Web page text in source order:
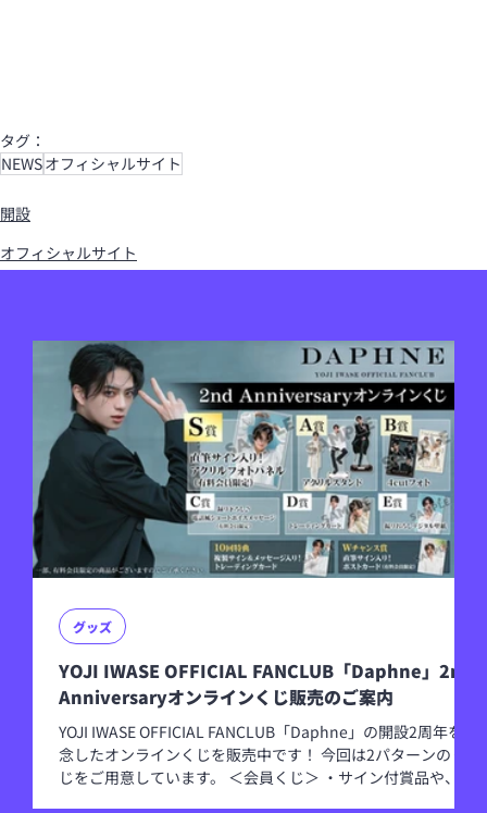
タグ：
NEWSオフィシャルサイト
開設
オフィシャルサイト
YOJI IWASE OFFICIAL FANCLUB「Daphne」2nd
Anniversaryオンラインくじ販売のご案内
YOJI IWASE OFFICIAL FANCLUB「Daphne」の開設2周年を記
念したオンラインくじを販売中です！ 今回は2パターンのく
じをご用意しています。 ＜会員くじ＞ ・サイン付賞品や、撮
グッズ